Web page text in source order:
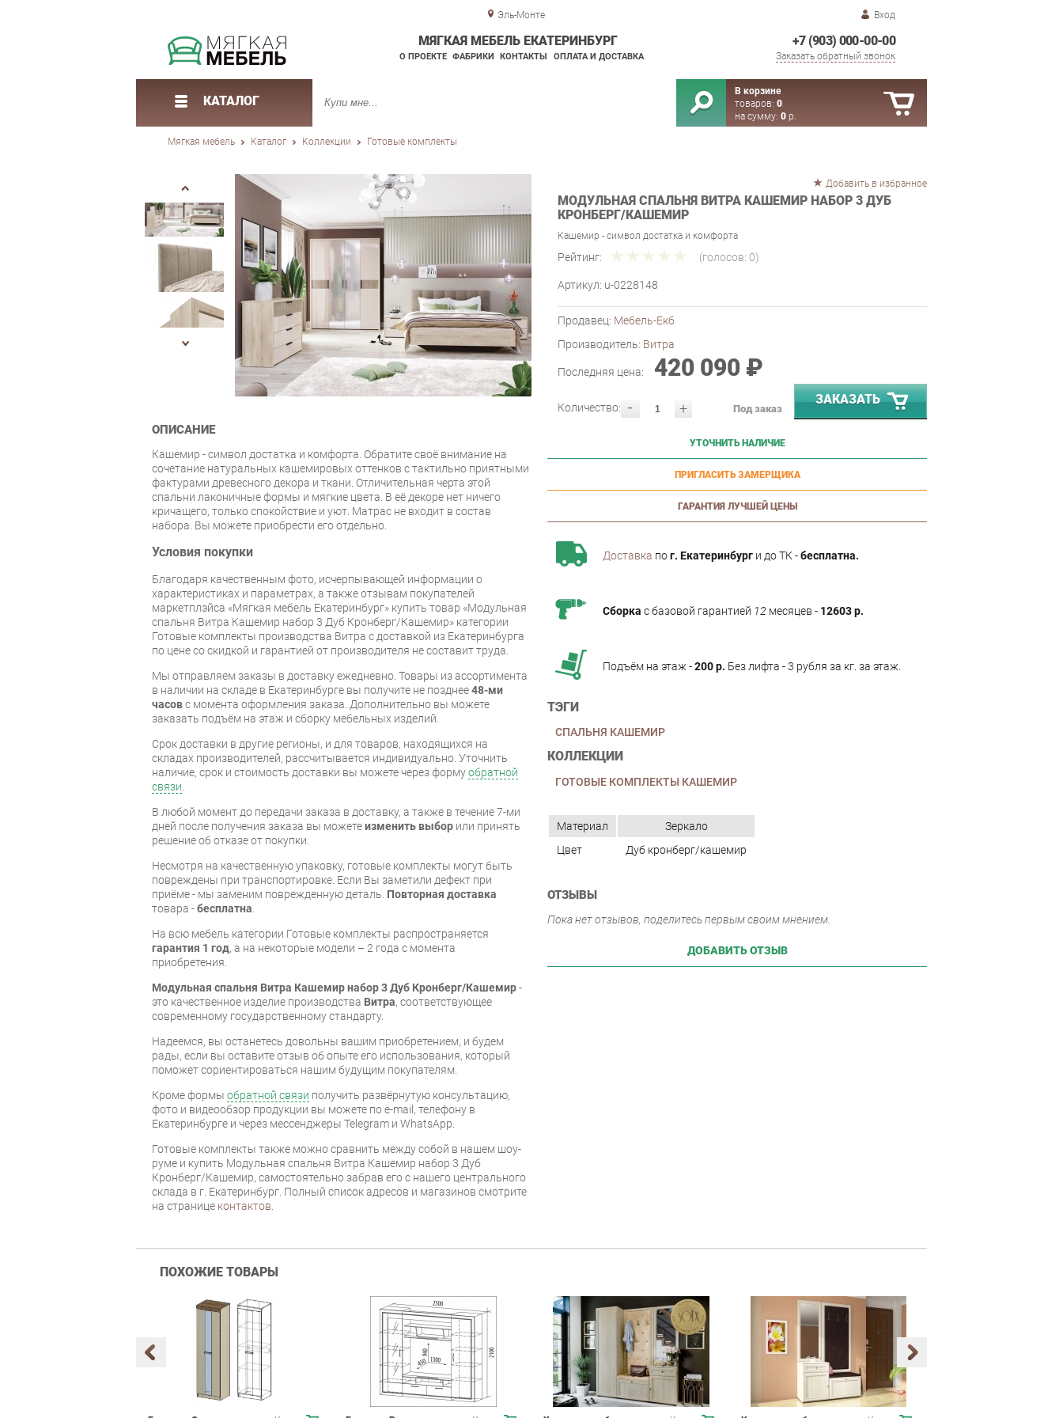
Эль-Монте Вход
+7 (903) 000-00-00
Заказать обратный звонок
МЯГКАЯ МЕБЕЛЬ ЕКАТЕРИНБУРГ
О ПРОЕКТЕ ФАБРИКИ КОНТАКТЫ ОПЛАТА И ДОСТАВКА
КАТАЛОГ
В корзине
товаров: 0
на сумму: 0 р.
Мягкая мебель Каталог Коллекции Готовые комплекты
Добавить в избранное
МОДУЛЬНАЯ СПАЛЬНЯ ВИТРА КАШЕМИР НАБОР 3 ДУБ
КРОНБЕРГ/КАШЕМИР
Кашемир - символ достатка и комфорта
Рейтинг: (голосов: 0)
Артикул: u-0228148
Продавец: Мебель-Екб
Производитель: Витра
Последняя цена: 420 090 ₽
- +
Количество: Под заказ
ЗАКАЗАТЬ
УТОЧНИТЬ НАЛИЧИЕ
ПРИГЛАСИТЬ ЗАМЕРЩИКА
ГАРАНТИЯ ЛУЧШЕЙ ЦЕНЫ
Доставка пог. Екатеринбург и до ТК -бесплатна.
Сборка с базовой гарантией 12 месяцев - 12603 р.
Подъём на этаж -200 р. Без лифта - 3 рубля за кг. за этаж.
ТЭГИ
СПАЛЬНЯ КАШЕМИР
КОЛЛЕКЦИИ
ГОТОВЫЕ КОМПЛЕКТЫ КАШЕМИР
ОПИСАНИЕ
Кашемир - символ достатка и комфорта. Обратите своё внимание на
сочетание натуральных кашемировых оттенков с тактильно приятными
фактурами древесного декора и ткани. Отличительная черта этой
спальни лаконичные формы и мягкие цвета. В её декоре нет ничего
кричащего, только спокойствие и уют. Матрас не входит в состав
набора. Вы можете приобрести его отдельно.
Условия покупки
Благодаря качественным фото, исчерпывающей информации о
характеристиках и параметрах, а также отзывам покупателей
маркетплэйса «Мягкая мебель Екатеринбург» купить товар «Модульная
спальня Витра Кашемир набор 3 Дуб Кронберг/Кашемир» категории
Готовые комплекты производства Витра с доставкой из Екатеринбурга
по цене со скидкой и гарантией от производителя не составит труда.
Мы отправляем заказы в доставку ежедневно. Товары из ассортимента
в наличии на складе в Екатеринбурге вы получите не позднее48-ми
часовс момента оформления заказа. Дополнительно вы можете
заказать подъём на этаж и сборку мебельных изделий.
Срок доставки в другие регионы, и для товаров, находящихся на
складах производителей, рассчитывается индивидуально. Уточнить
наличие, срок и стоимость доставки вы можете через формуобратной
связи.
В любой момент до передачи заказа в доставку, а также в течение 7-ми
дней после получения заказа вы можетеизменить выбор или принять
решение об отказе от покупки.
Несмотря на качественную упаковку, готовые комплекты могут быть
повреждены при транспортировке. Если Вы заметили дефект при
приёме - мы заменим поврежденную деталь. Повторная доставка
товара -бесплатна.
На всю мебель категории Готовые комплекты распространяется
гарантия 1 год, а на некоторые модели – 2 года с момента
приобретения.
Модульная спальня Витра Кашемир набор 3 Дуб Кронберг/Кашемир-
это качественное изделие производства Витра, соответствующее
современному государственному стандарту.
Надеемся, вы останетесь довольны вашим приобретением, и будем
рады, если вы оставите отзыв об опыте его использования, который
поможет сориентироваться нашим будущим покупателям.
Кроме формы обратной связи получить развёрнутую консультацию,
фото и видеообзор продукции вы можете по e-mail, телефону в
Екатеринбурге и через мессенджеры Telegram и WhatsApp.
Готовые комплекты также можно сравнить между собой в нашем шоу-
руме и купить Модульная спальня Витра Кашемир набор 3 Дуб
Кронберг/Кашемир, самостоятельно забрав его с нашего центрального
склада в г. Екатеринбург. Полный список адресов и магазинов смотрите
на странице контактов.
Материал
Зеркало
Цвет
Дуб кронберг/кашемир
ОТЗЫВЫ
Пока нет отзывов, поделитесь первым своим мнением.
ДОБАВИТЬ ОТЗЫВ
ПОХОЖИЕ ТОВАРЫ